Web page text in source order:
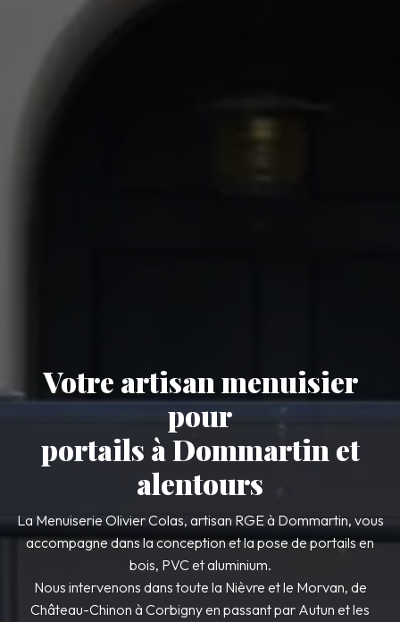
Votre artisan menuisier
pour
portails à Dommartin et
alentours
La Menuiserie Olivier Colas, artisan RGE à Dommartin, vous
accompagne dans la conception et la pose de portails en
bois, PVC et aluminium.
Nous intervenons dans toute la Nièvre et le Morvan, de
Château-Chinon à Corbigny en passant par Autun et les